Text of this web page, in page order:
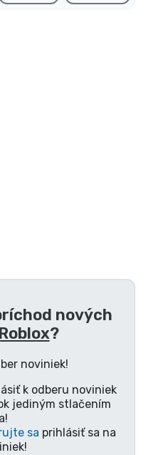
nových
Roblox?
noviniek!
k odberu noviniek
jediným stlačením
sa prihlásiť sa na